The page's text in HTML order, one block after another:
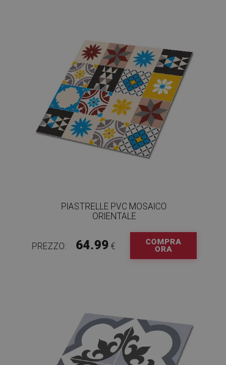
PIASTRELLE PVC MOSAICO
ORIENTALE
PREZZO: 64.99 €
COMPRA
ORA